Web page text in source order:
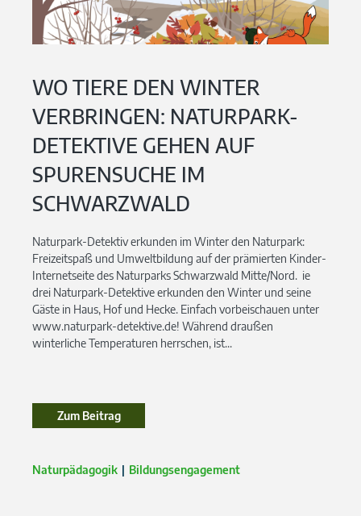
WO TIERE DEN WINTER
VERBRINGEN: NATURPARK-
DETEKTIVE GEHEN AUF
SPURENSUCHE IM
SCHWARZWALD
Naturpark-Detektiv erkunden im Winter den Naturpark:
Freizeitspaß und Umweltbildung auf der prämierten Kinder-
Internetseite des Naturparks Schwarzwald Mitte/Nord. ie
drei Naturpark-Detektive erkunden den Winter und seine
Gäste in Haus, Hof und Hecke. Einfach vorbeischauen unter
www.naturpark-detektive.de! Während draußen
winterliche Temperaturen herrschen, ist...
Zum BeitragZum Beitrag
Naturpädagogik Bildungsengagement